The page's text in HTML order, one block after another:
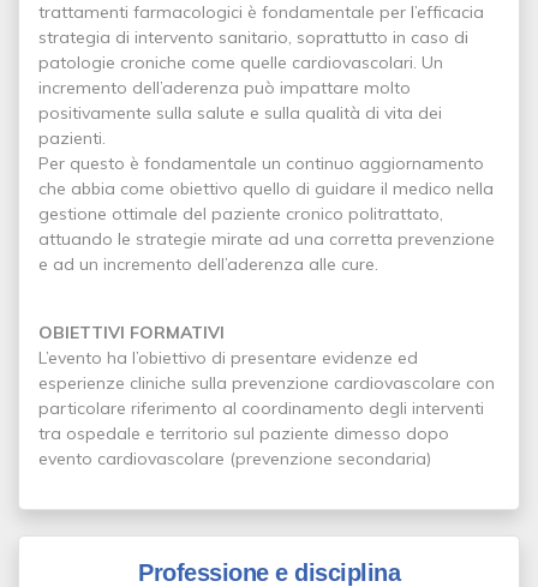
trattamenti farmacologici è fondamentale per l’efficacia
strategia di intervento sanitario, soprattutto in caso di
patologie croniche come quelle cardiovascolari. Un
incremento dell’aderenza può impattare molto
positivamente sulla salute e sulla qualità di vita dei
pazienti.
Per questo è fondamentale un continuo aggiornamento
che abbia come obiettivo quello di guidare il medico nella
gestione ottimale del paziente cronico politrattato,
attuando le strategie mirate ad una corretta prevenzione
e ad un incremento dell’aderenza alle cure.
OBIETTIVI FORMATIVI
L’evento ha l’obiettivo di presentare evidenze ed
esperienze cliniche sulla prevenzione cardiovascolare con
particolare riferimento al coordinamento degli interventi
tra ospedale e territorio sul paziente dimesso dopo
evento cardiovascolare (prevenzione secondaria)
Professione e disciplina